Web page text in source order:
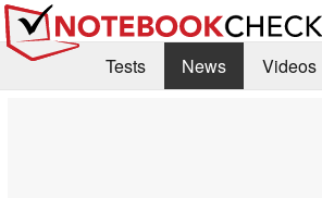
Tests News
Videos